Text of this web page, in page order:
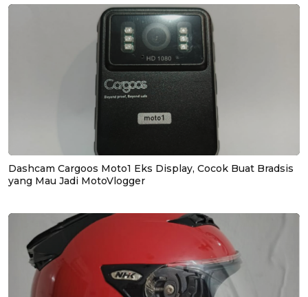
Dashcam Cargoos Moto1 Eks Display, Cocok Buat Bradsis
yang Mau Jadi MotoVlogger